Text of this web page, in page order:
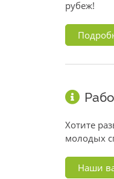
рубеж!
Хотите
молодых
Наши